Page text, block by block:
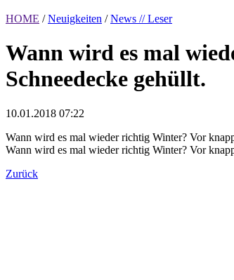
HOME / Neuigkeiten / News // Leser
Wann wird es mal
Schneedecke gehüllt.
10.01.2018 07:22
Wann wird es mal wieder richtig Winter? Vor
Wann wird es mal wieder richtig Winter? Vor
Zurück